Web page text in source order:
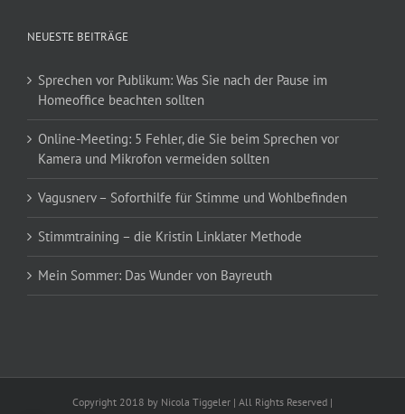
NEUESTE BEITRÄGE
Sprechen vor Publikum: Was Sie nach der Pause im
Homeoffice beachten sollten
Online-Meeting: 5 Fehler, die Sie beim Sprechen vor
Kamera und Mikrofon vermeiden sollten
Vagusnerv – Soforthilfe für Stimme und Wohlbefinden
Stimmtraining – die Kristin Linklater Methode
Mein Sommer: Das Wunder von Bayreuth
Copyright 2018 by Nicola Tiggeler | All Rights Reserved |